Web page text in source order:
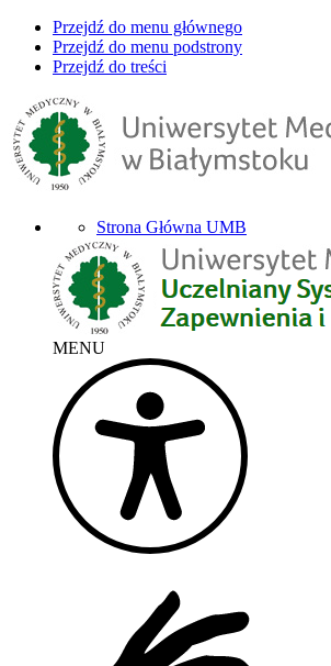
Przejdź do menu głównego
Przejdź do menu podstrony
Przejdź do treści
Strona Główna UMB
MENU